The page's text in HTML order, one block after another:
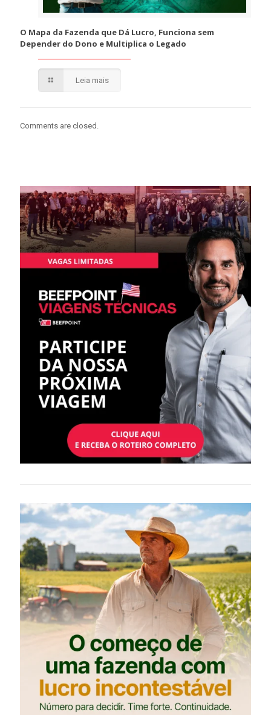
O Mapa da Fazenda que Dá Lucro, Funciona sem
Depender do Dono e Multiplica o Legado
Leia mais
Comments are closed.